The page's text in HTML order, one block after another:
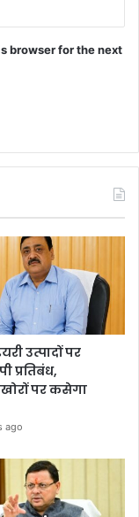
browser for the next
उत्पादों पर
प्रतिबंध,
पर कसेगा
ago